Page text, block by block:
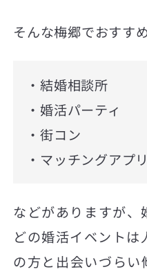
そんな梅郷でおすす
・結婚相談所
・婚活パーティ
・街コン
・マッチングアプリ
などがありますが、
どの婚活イベント
の方と出会いづらい